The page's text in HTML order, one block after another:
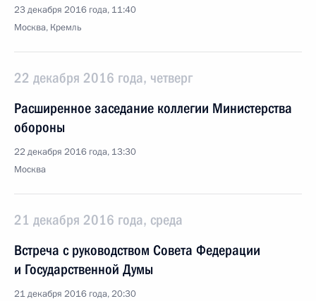
23 декабря 2016 года, 11:40
Москва, Кремль
22 декабря 2016 года, четверг
Расширенное заседание коллегии Министерства
обороны
22 декабря 2016 года, 13:30
Москва
21 декабря 2016 года, среда
Встреча с руководством Совета Федерации
и Государственной Думы
21 декабря 2016 года, 20:30